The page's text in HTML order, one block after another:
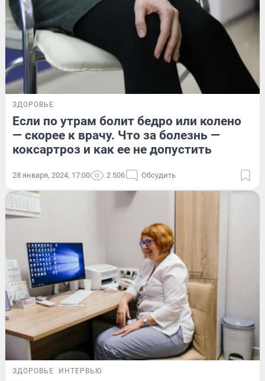
ЗДОРОВЬЕ
Если по утрам болит бедро или колено
— скорее к врачу. Что за болезнь —
коксартроз и как ее не допустить
28 января, 2024, 17:00 2 506 Обсудить
ЗДОРОВЬЕ ИНТЕРВЬЮ